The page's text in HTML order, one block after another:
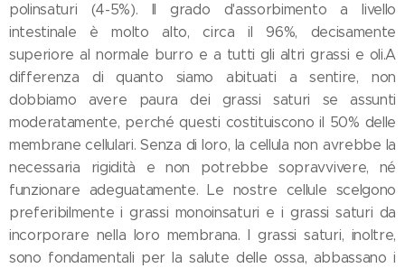
polinsaturi (4-5%). Il grado d'assorbimento a livello
intestinale è molto alto, circa il 96%, decisamente
superiore al normale burro e a tutti gli altri grassi e oli.A
differenza di quanto siamo abituati a sentire, non
dobbiamo avere paura dei grassi saturi se assunti
moderatamente, perché questi costituiscono il 50% delle
membrane cellulari. Senza di loro, la cellula non avrebbe la
necessaria rigidità e non potrebbe sopravvivere, né
funzionare adeguatamente. Le nostre cellule scelgono
preferibilmente i grassi monoinsaturi e i grassi saturi da
incorporare nella loro membrana. I grassi saturi, inoltre,
sono fondamentali per la salute delle ossa, abbassano i